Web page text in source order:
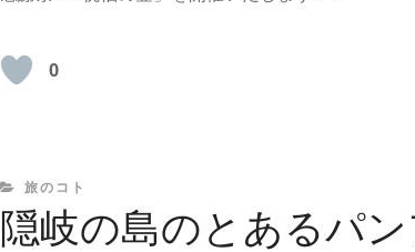
0
CATEGORIES
旅のコト
隠岐の島のとあるパ